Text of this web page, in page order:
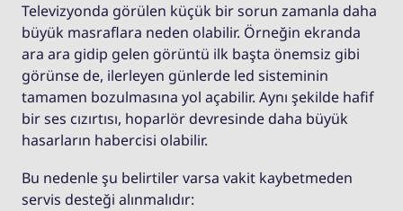
Televizyonda görülen küçük bir sorun zamanla daha
büyük masraflara neden olabilir. Örneğin ekranda
ara ara gidip gelen görüntü ilk başta önemsiz gibi
görünse de, ilerleyen günlerde led sisteminin
tamamen bozulmasına yol açabilir. Aynı şekilde hafif
bir ses cızırtısı, hoparlör devresinde daha büyük
hasarların habercisi olabilir.
Bu nedenle şu belirtiler varsa vakit kaybetmeden
servis desteği alınmalıdır: